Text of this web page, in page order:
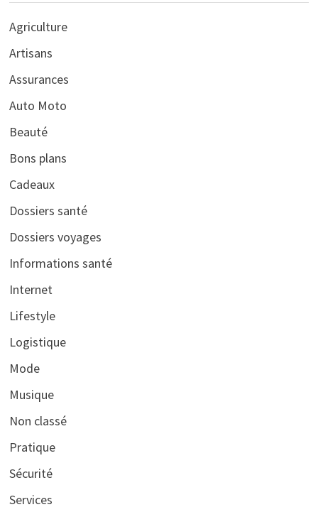
Agriculture
Artisans
Assurances
Auto Moto
Beauté
Bons plans
Cadeaux
Dossiers santé
Dossiers voyages
Informations santé
Internet
Lifestyle
Logistique
Mode
Musique
Non classé
Pratique
Sécurité
Services